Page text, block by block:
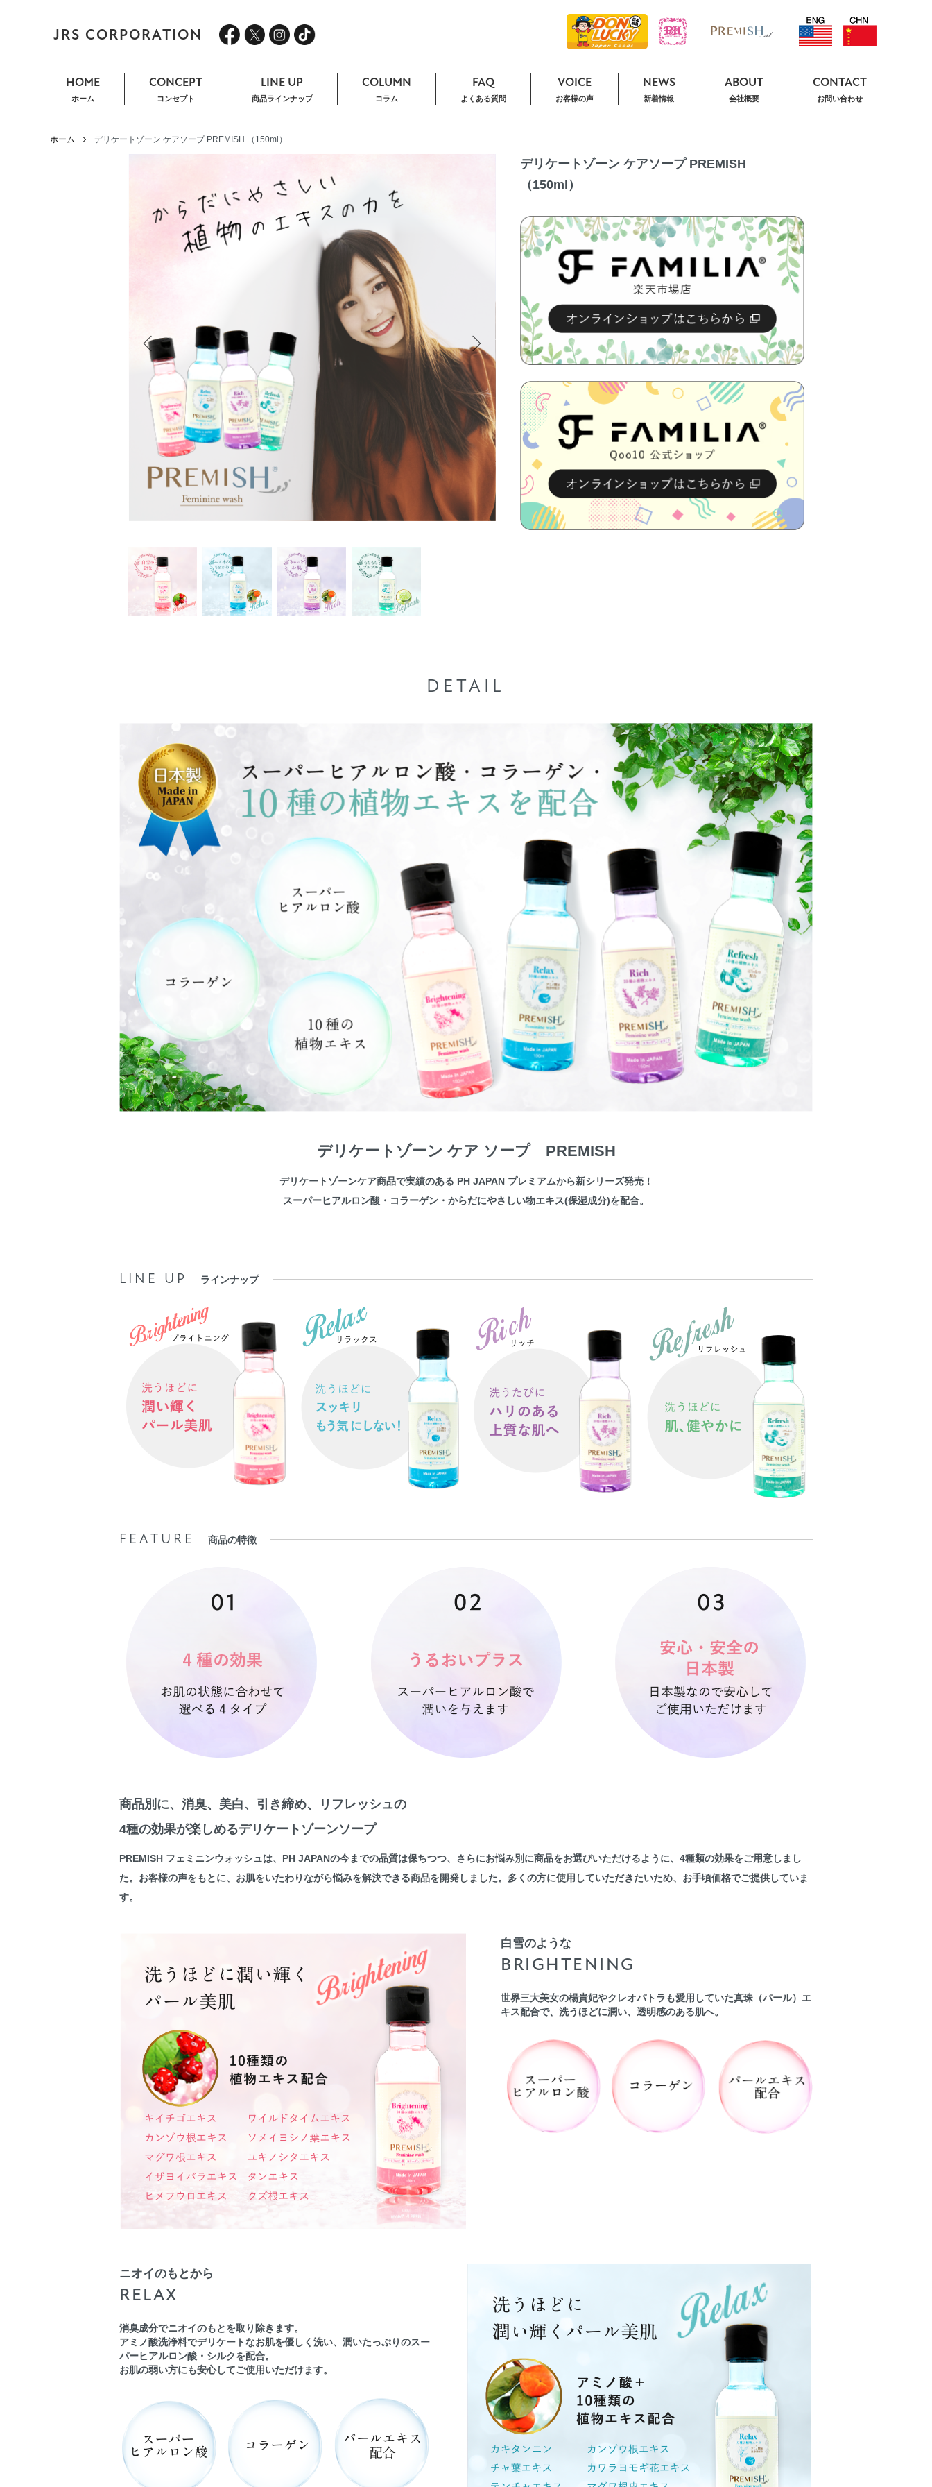
JRS CORPORATION
HOME
ホーム
CONCEPT
コンセプト
LINE UP
商品ラインナップ
COLUMN
コラム
FAQ
よくある質問
VOICE
お客様の声
NEWS
新着情報
ABOUT
会社概要
CONTACT
お問い合わせ
ホーム デリケートゾーン ケアソープ PREMISH （150ml）
デリケートゾーン ケアソープ PREMISH
（150ml）
DETAIL
デリケートゾーン ケア ソープ PREMISH
デリケートゾーンケア商品で実績のある PH JAPAN プレミアムから新シリーズ発売！
スーパーヒアルロン酸・コラーゲン・からだにやさしい物エキス(保湿成分)を配合。
LINE UP ラインナップ
FEATURE 商品の特徴
商品別に、消臭、美白、引き締め、リフレッシュの
4種の効果が楽しめるデリケートゾーンソープ
PREMISH フェミニンウォッシュは、PH JAPANの今までの品質は保ちつつ、さらにお悩み別に商品をお選びいただけるように、4種類の効果をご用意しまし
た。お客様の声をもとに、お肌をいたわりながら悩みを解決できる商品を開発しました。多くの方に使用していただきたいため、お手頃価格でご提供していま
す。
白雪のような
BRIGHTENING
世界三大美女の楊貴妃やクレオパトラも愛用していた真珠（パール）エ
キス配合で、洗うほどに潤い、透明感のある肌へ。
ニオイのもとから
RELAX
消臭成分でニオイのもとを取り除きます。
アミノ酸洗浄料でデリケートなお肌を優しく洗い、潤いたっぷりのスー
パーヒアルロン酸・シルクを配合。
お肌の弱い方にも安心してご使用いただけます。